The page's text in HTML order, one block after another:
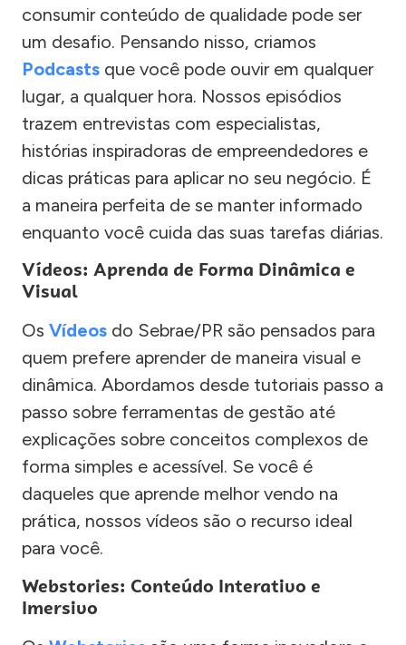
consumir conteúdo de qualidade pode ser
um desafio. Pensando nisso, criamos
Podcasts que você pode ouvir em qualquer
lugar, a qualquer hora. Nossos episódios
trazem entrevistas com especialistas,
histórias inspiradoras de empreendedores e
dicas práticas para aplicar no seu negócio. É
a maneira perfeita de se manter informado
enquanto você cuida das suas tarefas diárias.
Vídeos: Aprenda de Forma Dinâmica e
Visual
Os Vídeos do Sebrae/PR são pensados para
quem prefere aprender de maneira visual e
dinâmica. Abordamos desde tutoriais passo a
passo sobre ferramentas de gestão até
explicações sobre conceitos complexos de
forma simples e acessível. Se você é
daqueles que aprende melhor vendo na
prática, nossos vídeos são o recurso ideal
para você.
Webstories: Conteúdo Interativo e
Imersivo